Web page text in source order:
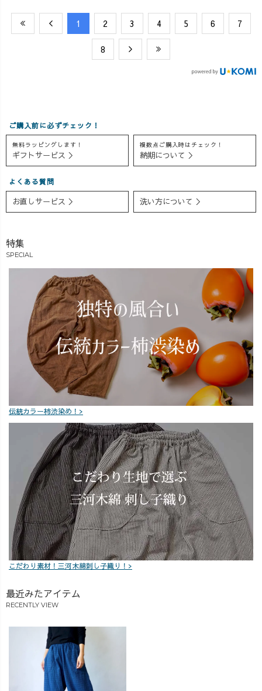
​1 ​2 ​3 ​4 ​5 ​6 ​7
​8
ご購入前に必ずチェック！
無料ラッピングします！
ギフトサービス ＞
複数点ご購入時はチェック！
納期について ＞
よくある質問
お直しサービス ＞ 洗い方について ＞
特集
SPECIAL
伝統カラー柿渋染め！>
こだわり素材！三河木綿刺し子織り！>
最近みたアイテム
RECENTLY VIEW